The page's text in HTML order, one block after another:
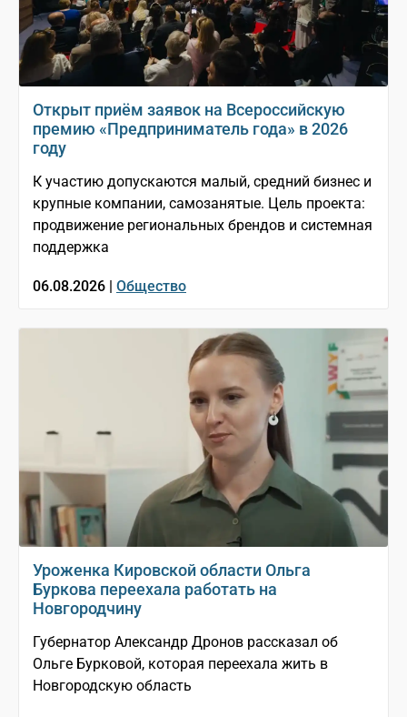
Открыт приём заявок на Всероссийскую
премию «Предприниматель года» в 2026
году
К участию допускаются малый, средний бизнес и
крупные компании, самозанятые. Цель проекта:
продвижение региональных брендов и системная
поддержка
06.08.2026 | Общество
Уроженка Кировской области Ольга
Буркова переехала работать на
Новгородчину
Губернатор Александр Дронов рассказал об
Ольге Бурковой, которая переехала жить в
Новгородскую область